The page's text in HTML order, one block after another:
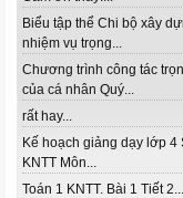
Biểu tập thể Chi bộ xây
nhiệm vụ trọng...
Chương trình công tác
của cá nhân Quý...
rất hay...
Kế hoạch giảng dạy lớp 4
KNTT Môn...
Toán 1 KNTT. Bài 1 Tiết